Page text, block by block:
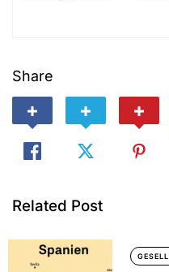
Share
Related Post